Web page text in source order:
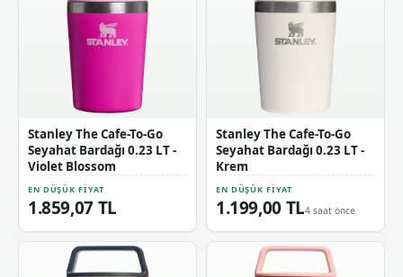
Stanley The Cafe-To-Go
Seyahat Bardağı 0.23 LT -
Violet Blossom
EN DÜŞÜK FIYAT
1.859,07 TL
Stanley The Cafe-To-Go
Seyahat Bardağı 0.23 LT -
Krem
EN DÜŞÜK FIYAT
1.199,00 TL4 saat önce